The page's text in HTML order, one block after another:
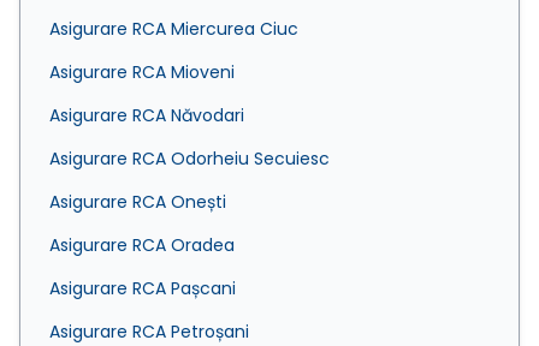
Asigurare RCA Miercurea Ciuc
Asigurare RCA Mioveni
Asigurare RCA Năvodari
Asigurare RCA Odorheiu Secuiesc
Asigurare RCA Onești
Asigurare RCA Oradea
Asigurare RCA Pașcani
Asigurare RCA Petroșani